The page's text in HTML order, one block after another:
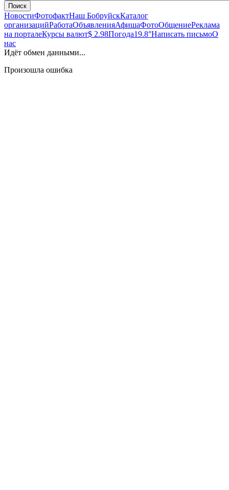
Поиск
НовостиФотофактНаш БобруйскКаталог
организацийРаботаОбъявленияАфишаФотоОбщениеРеклама
на порталеКурсы валют$ 2.98Погода19.8°Написать письмоО
нас
Идёт обмен данными...
Произошла ошибка